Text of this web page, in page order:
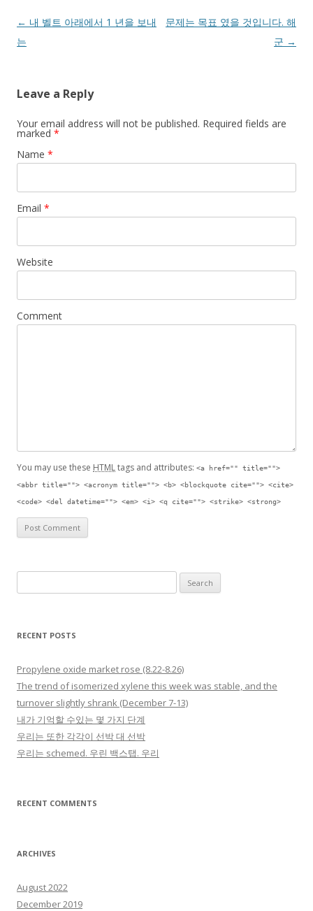
Post navigation
← 내 벨트 아래에서 1 년을 보내
는
문제는 목표 였을 것입니다. 해
군 →
Leave a Reply
Your email address will not be published. Required fields are
marked *
Name *
Email *
Website
Comment
You may use these HTMLtags and attributes: <a href="" title="">
<abbr title=""> <acronym title=""> <b> <blockquote cite=""> <cite>
<code> <del datetime=""> <em> <i> <q cite=""> <strike> <strong>
RECENT POSTS
Propylene oxide market rose (8.22-8.26)
The trend of isomerized xylene this week was stable, and the
turnover slightly shrank (December 7-13)
내가 기억할 수있는 몇 가지 단계
우리는 또한 각각이 선박 대 선박
우리는 schemed. 우린 백스탭. 우리
RECENT COMMENTS
ARCHIVES
August 2022
December 2019